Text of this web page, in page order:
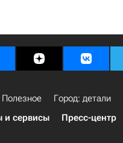
Полезное Город: детали
и сервисы Пресс-центр